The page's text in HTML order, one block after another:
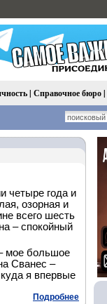
| Справочное бюро|
четыре года и
озорная и
всего шесть
– спокойный
мое большое
Сванес –
я впервые
Подробнее